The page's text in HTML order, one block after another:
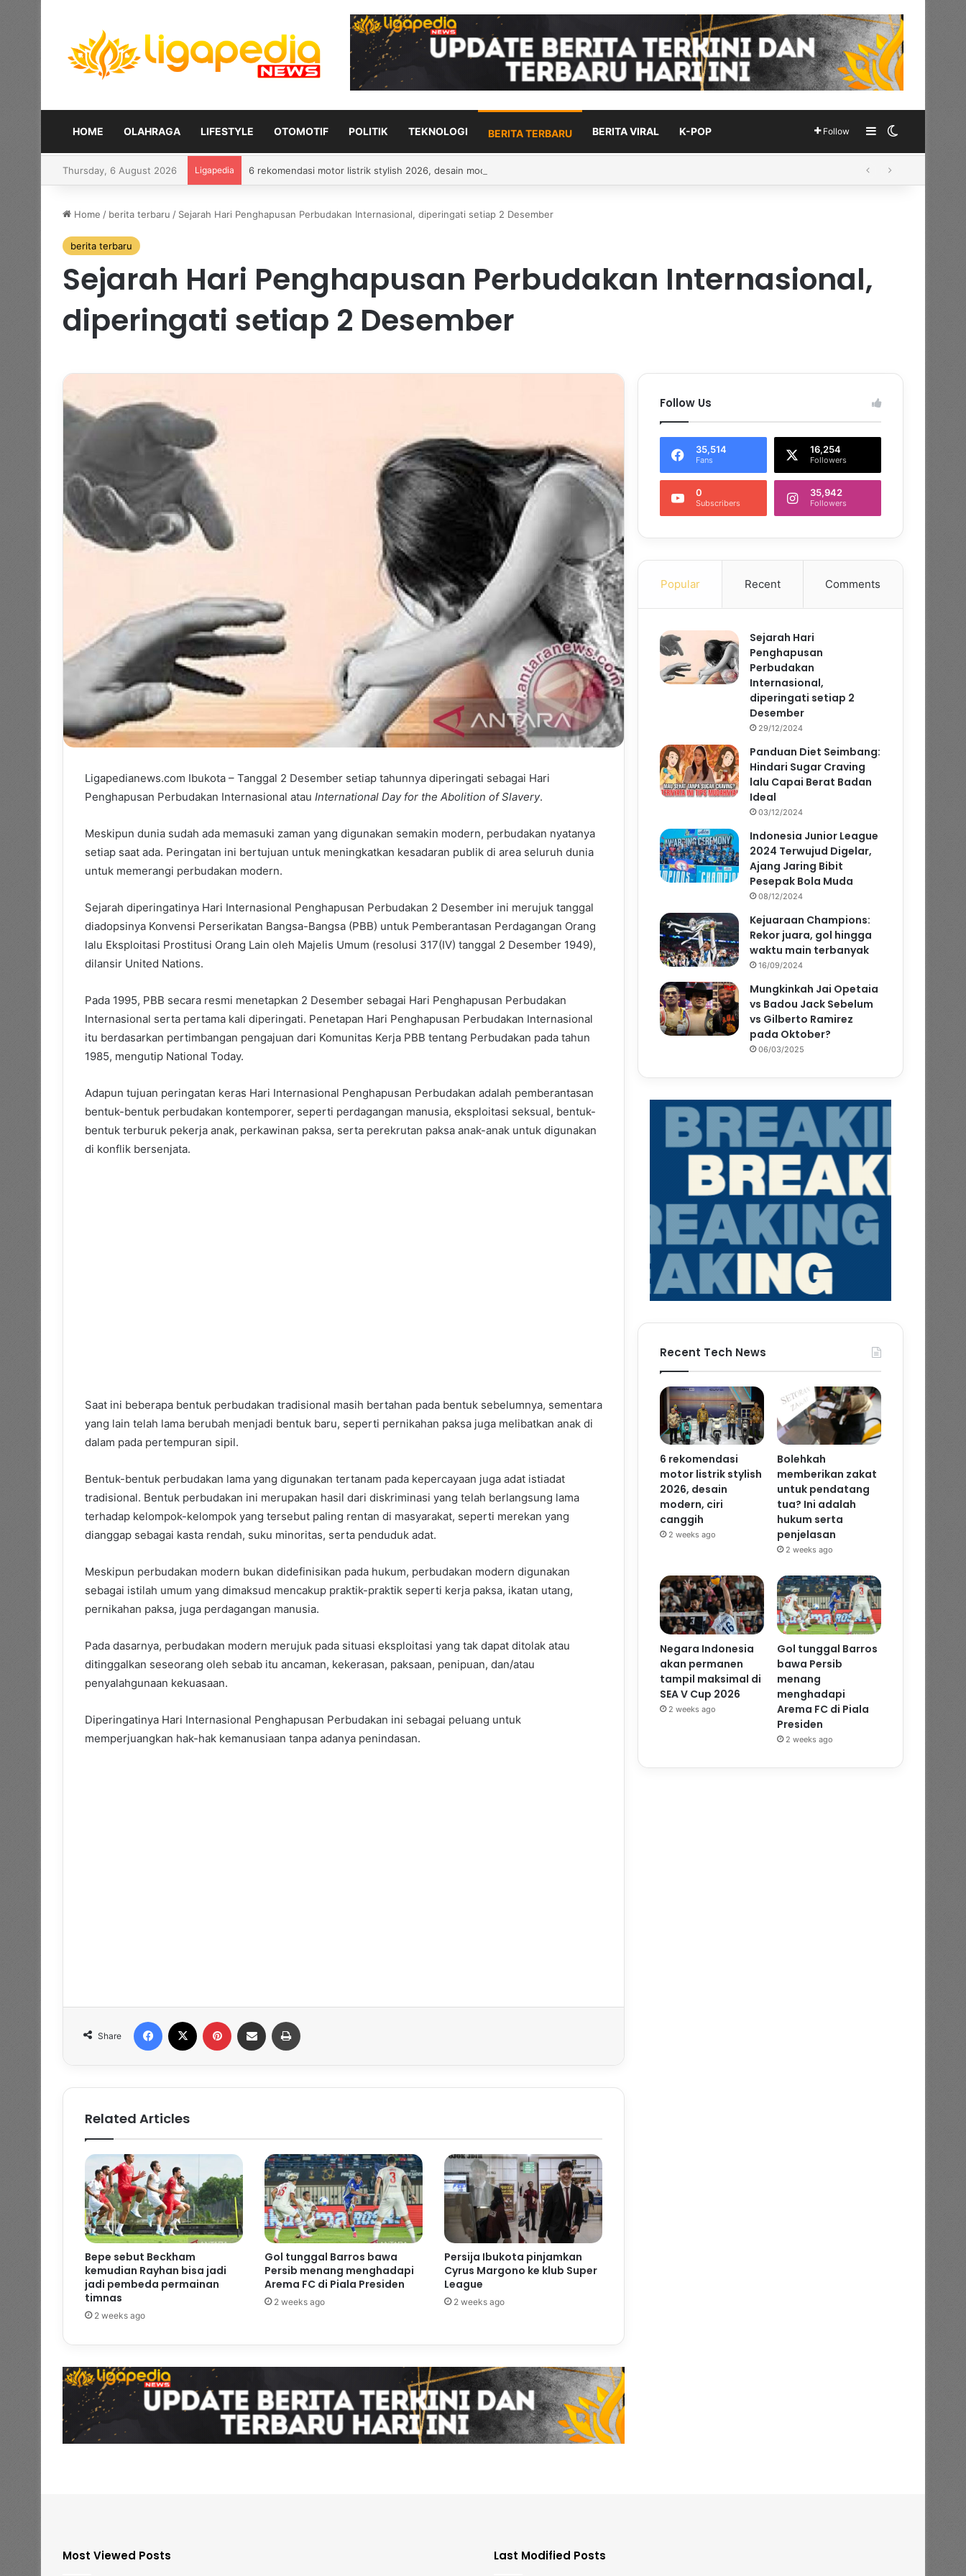
HOME OLAHRAGA LIFESTYLE OTOMOTIF POLITIK TEKNOLOGI BERITA TERBARU BERITA VIRAL K-POP Follow Sidebar
Thursday, 6 August 2026 Ligapedia Bolehkah memberikan zakat untuk pendatang tua? Ini adalah hukum serta penjelasan
Home / berita terbaru / Sejarah Hari Penghapusan Perbudakan Internasional, diperingati setiap 2 Desember
berita terbaru
Sejarah Hari Penghapusan Perbudakan Internasional,
diperingati setiap 2 Desember
Ligapedianews.com Ibukota – Tanggal 2 Desember setiap tahunnya diperingati sebagai Hari
Penghapusan Perbudakan Internasional atau International Day for the Abolition of Slavery.
Meskipun dunia sudah ada memasuki zaman yang digunakan semakin modern, perbudakan nyatanya
setiap saat ada. Peringatan ini bertujuan untuk meningkatkan kesadaran publik di area seluruh dunia
untuk memerangi perbudakan modern.
Sejarah diperingatinya Hari Internasional Penghapusan Perbudakan 2 Desember ini merujuk tanggal
diadopsinya Konvensi Perserikatan Bangsa-Bangsa (PBB) untuk Pemberantasan Perdagangan Orang
lalu Eksploitasi Prostitusi Orang Lain oleh Majelis Umum (resolusi 317(IV) tanggal 2 Desember 1949),
dilansir United Nations.
Pada 1995, PBB secara resmi menetapkan 2 Desember sebagai Hari Penghapusan Perbudakan
Internasional serta pertama kali diperingati. Penetapan Hari Penghapusan Perbudakan Internasional
itu berdasarkan pertimbangan pengajuan dari Komunitas Kerja PBB tentang Perbudakan pada tahun
1985, mengutip National Today.
Adapun tujuan peringatan keras Hari Internasional Penghapusan Perbudakan adalah pemberantasan
bentuk-bentuk perbudakan kontemporer, seperti perdagangan manusia, eksploitasi seksual, bentuk-
bentuk terburuk pekerja anak, perkawinan paksa, serta perekrutan paksa anak-anak untuk digunakan
di konflik bersenjata.
Saat ini beberapa bentuk perbudakan tradisional masih bertahan pada bentuk sebelumnya, sementara
yang lain telah lama berubah menjadi bentuk baru, seperti pernikahan paksa juga melibatkan anak di
dalam pada pertempuran sipil.
Bentuk-bentuk perbudakan lama yang digunakan tertanam pada kepercayaan juga adat istiadat
tradisional. Bentuk perbudakan ini merupakan hasil dari diskriminasi yang telah berlangsung lama
terhadap kelompok-kelompok yang tersebut paling rentan di masyarakat, seperti merekan yang
dianggap sebagai kasta rendah, suku minoritas, serta penduduk adat.
Meskipun perbudakan modern bukan didefinisikan pada hukum, perbudakan modern digunakan
sebagai istilah umum yang dimaksud mencakup praktik-praktik seperti kerja paksa, ikatan utang,
pernikahan paksa, juga perdagangan manusia.
Pada dasarnya, perbudakan modern merujuk pada situasi eksploitasi yang tak dapat ditolak atau
ditinggalkan seseorang oleh sebab itu ancaman, kekerasan, paksaan, penipuan, dan/atau
penyalahgunaan kekuasaan.
Diperingatinya Hari Internasional Penghapusan Perbudakan ini sebagai peluang untuk
memperjuangkan hak-hak kemanusiaan tanpa adanya penindasan.
Share
Related Articles
Bepe sebut Beckham
kemudian Rayhan bisa jadi
jadi pembeda permainan
timnas
2 weeks ago
Gol tunggal Barros bawa
Persib menang menghadapi
Arema FC di Piala Presiden
2 weeks ago
Persija Ibukota pinjamkan
Cyrus Margono ke klub Super
League
2 weeks ago
Follow Us
35,514
Fans
16,254
Followers
0
Subscribers
35,942
Followers
Popular Recent Comments
Sejarah Hari
Penghapusan
Perbudakan
Internasional,
diperingati setiap 2
Desember
29/12/2024
Panduan Diet Seimbang:
Hindari Sugar Craving
lalu Capai Berat Badan
Ideal
03/12/2024
Indonesia Junior League
2024 Terwujud Digelar,
Ajang Jaring Bibit
Pesepak Bola Muda
08/12/2024
Kejuaraan Champions:
Rekor juara, gol hingga
waktu main terbanyak
16/09/2024
Mungkinkah Jai Opetaia
vs Badou Jack Sebelum
vs Gilberto Ramirez
pada Oktober?
06/03/2025
Recent Tech News
6 rekomendasi
motor listrik stylish
2026, desain
modern, ciri
canggih
2 weeks ago
Bolehkah
memberikan zakat
untuk pendatang
tua? Ini adalah
hukum serta
penjelasan
2 weeks ago
Negara Indonesia
akan permanen
tampil maksimal di
SEA V Cup 2026
2 weeks ago
Gol tunggal Barros
bawa Persib
menang
menghadapi
Arema FC di Piala
Presiden
2 weeks ago
Most Viewed Posts Last Modified Posts